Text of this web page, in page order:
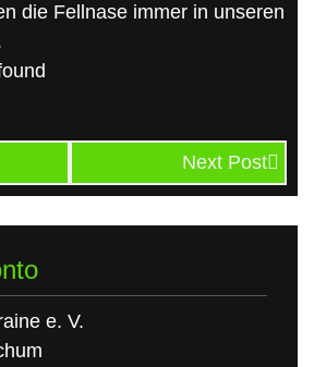
die Fellnase immer in unseren
Next Post
e. V.